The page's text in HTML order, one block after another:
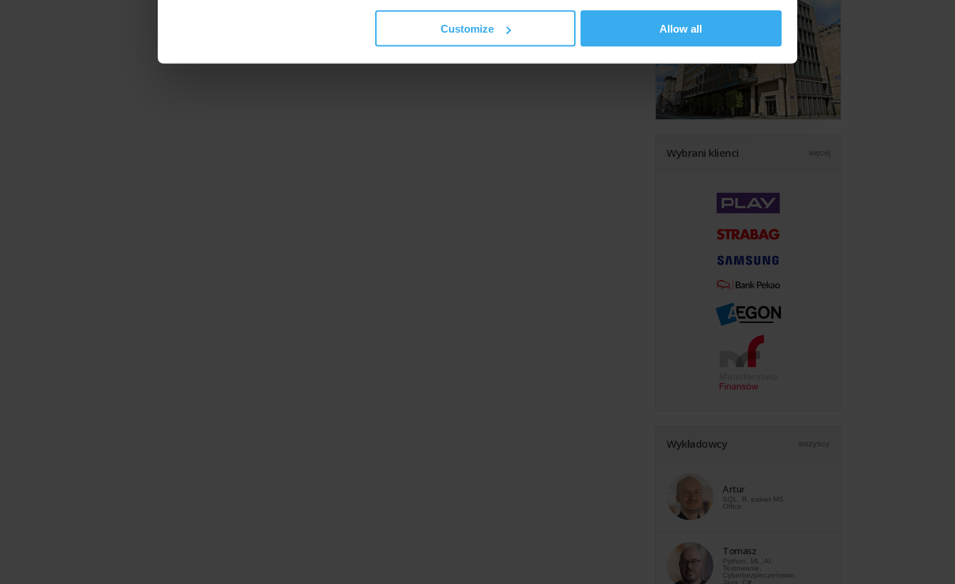
Customize Allow all
Wybrani klienci więcej
Wykładowcy wszyscy
Artur
SQL, R, pakiet MS
Office
Tomasz
Python, ML, AI,
Testowanie,
Cyberbezpieczeństwo,
Java, C#